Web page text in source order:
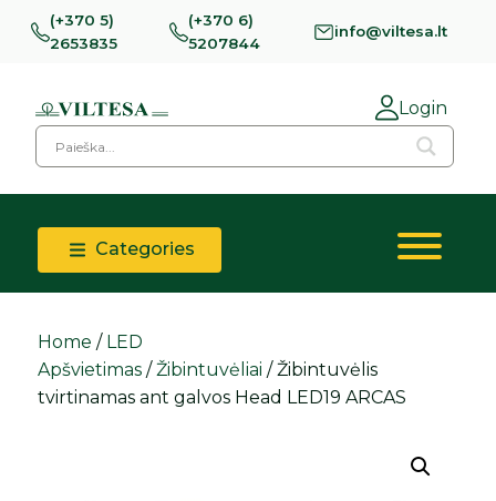
(+370 5)
2653835
(+370 6)
5207844
info@viltesa.lt
Login
Categories
Home / LED
Apšvietimas /Žibintuvėliai / Žibintuvėlis
tvirtinamas ant galvos Head LED19 ARCAS